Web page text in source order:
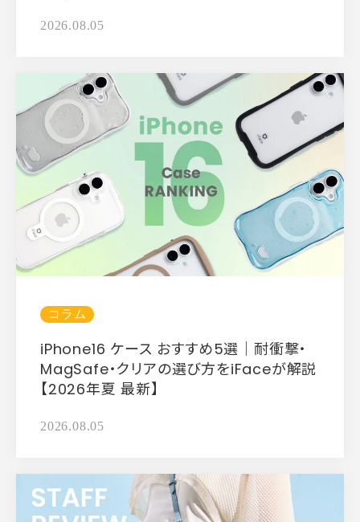
2026.08.05
コラム
iPhone16 ケース おすすめ5選｜耐衝撃・
MagSafe・クリアの選び方をiFaceが解説
【2026年夏 最新】
2026.08.05